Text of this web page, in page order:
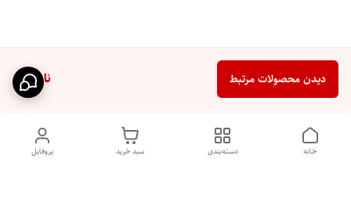
ناموجود دیدن محصولات مرتبط
پروفایل سبد خرید دسته‌بندی خانه